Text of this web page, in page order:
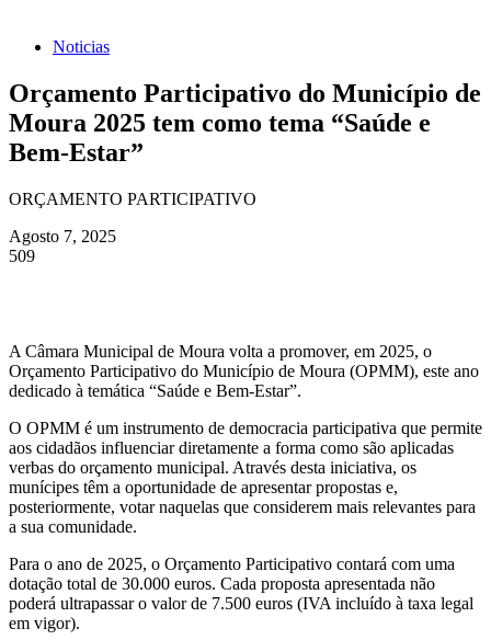
Noticias
Orçamento Participativo do Município de
Moura 2025 tem como tema “Saúde e
Bem-Estar”
ORÇAMENTO PARTICIPATIVO
Agosto 7, 2025
509
A Câmara Municipal de Moura volta a promover, em 2025, o
Orçamento Participativo do Município de Moura (OPMM), este ano
dedicado à temática “Saúde e Bem-Estar”.
O OPMM é um instrumento de democracia participativa que permite
aos cidadãos influenciar diretamente a forma como são aplicadas
verbas do orçamento municipal. Através desta iniciativa, os
munícipes têm a oportunidade de apresentar propostas e,
posteriormente, votar naquelas que considerem mais relevantes para
a sua comunidade.
Para o ano de 2025, o Orçamento Participativo contará com uma
dotação total de 30.000 euros. Cada proposta apresentada não
poderá ultrapassar o valor de 7.500 euros (IVA incluído à taxa legal
em vigor).